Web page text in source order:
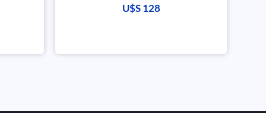
U$S128